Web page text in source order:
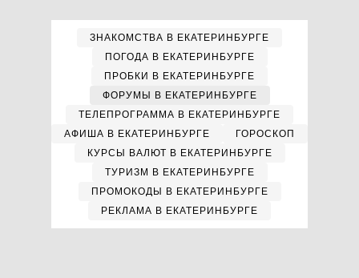
ЗНАКОМСТВА В ЕКАТЕРИНБУРГЕ
ПОГОДА В ЕКАТЕРИНБУРГЕ
ПРОБКИ В ЕКАТЕРИНБУРГЕ
ФОРУМЫ В ЕКАТЕРИНБУРГЕ
ТЕЛЕПРОГРАММА В ЕКАТЕРИНБУРГЕ
АФИША В ЕКАТЕРИНБУРГЕ
ГОРОСКОП
КУРСЫ ВАЛЮТ В ЕКАТЕРИНБУРГЕ
ТУРИЗМ В ЕКАТЕРИНБУРГЕ
ПРОМОКОДЫ В ЕКАТЕРИНБУРГЕ
РЕКЛАМА В ЕКАТЕРИНБУРГЕ